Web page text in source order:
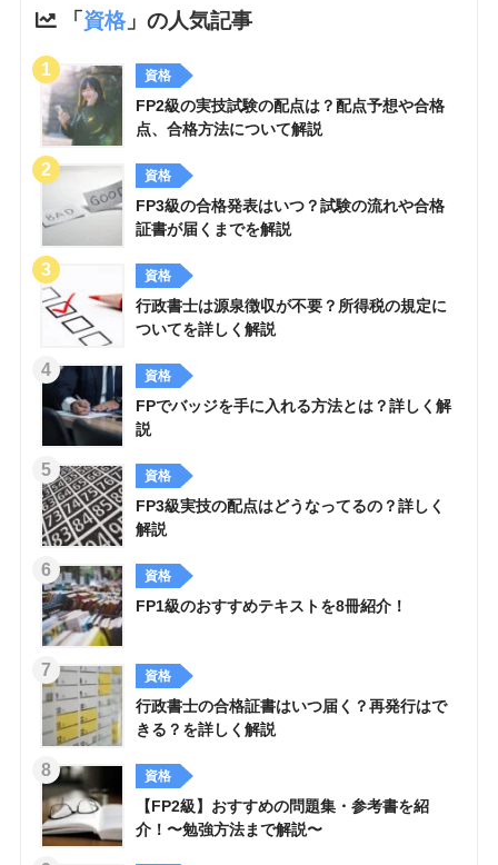
「資格」の人気記事
資格
FP2級の実技試験の配点は？配点予想や合格
点、合格方法について解説
資格
FP3級の合格発表はいつ？試験の流れや合格
証書が届くまでを解説
資格
行政書士は源泉徴収が不要？所得税の規定に
ついてを詳しく解説
資格
FPでバッジを手に入れる方法とは？詳しく解
説
資格
FP3級実技の配点はどうなってるの？詳しく
解説
資格
FP1級のおすすめテキストを8冊紹介！
資格
行政書士の合格証書はいつ届く？再発行はで
きる？を詳しく解説
資格
【FP2級】おすすめの問題集・参考書を紹
介！〜勉強方法まで解説〜